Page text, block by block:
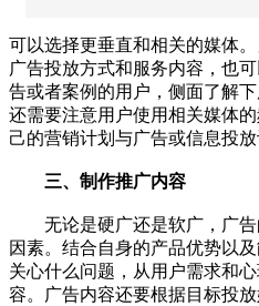
可以选择更垂直和相关的媒体
广告投放方式和服务内容，也
告或者案例的用户，侧面了解
还需要注意用户使用相关媒体
己的营销计划与广告或信息投放
三、制作推广内容
无论是硬广还是软广，广告
因素。结合自身的产品优势以
关心什么问题，从用户需求和
容。广告内容还要根据目标投